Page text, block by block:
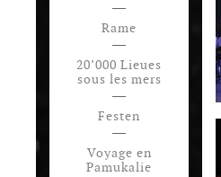
Rame
20’000 Lieues
sous les mers
Festen
Voyage en
Pamukalie